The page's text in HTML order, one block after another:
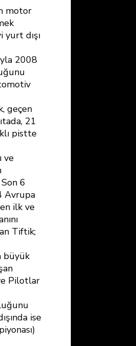
motor
yurt dışı
2008
geçen
21
pistte
ve
6
Avrupa
ilk ve
Tiftik;
büyük
Pilotlar
ise